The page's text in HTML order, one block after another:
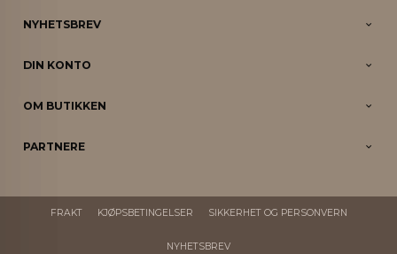
NYHETSBREV
DIN KONTO
OM BUTIKKEN
PARTNERE
FRAKT KJØPSBETINGELSER SIKKERHET OG PERSONVERN
NYHETSBREV